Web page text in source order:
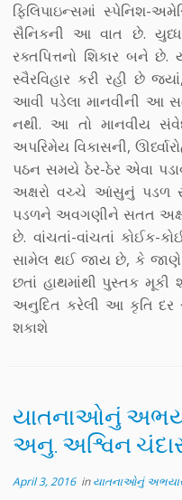
ફિલિપાઇન્સમાં સ્પેનિશ-
સૈનિકની આ વાત છે.
રક્તપિત્તનો શિકાર બને
સ્વૈરવિહાર કરી રહી છે
આવી પડેલા માનવીની આ
નથી. આ તો માનવીય
અપરિમેય વિકાસની,
પઠન સમયે ઠેર-ઠેર એવા
અક્ષરો વચ્ચે આંસુનું પડળ
પડળને અવગણીને સતત
છે. વાંચતાં-વાંચતાં કોઈક-
સામેલ થઈ જાય છે, કે
છતાં હાથમાંથી પુસ્તક મૂકી
અનુદિત કરેલી આ કૃતિ દર
શકાશે
યાતનાઓનું
અનુ. અશ્વિન
April 3, 2016inયાતનાઓનું